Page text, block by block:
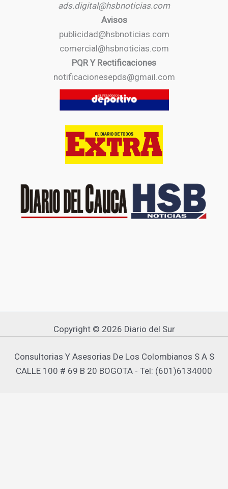
ads.digital@hsbnoticias.com
Avisos
publicidad@hsbnoticias.com
comercial@hsbnoticias.com
PQR Y Rectificaciones
notificacionesepds@gmail.com
Copyright © 2026 Diario del Sur
Consultorias Y Asesorias De Los Colombianos S A S
CALLE 100 # 69 B 20 BOGOTA - Tel: (601)6134000